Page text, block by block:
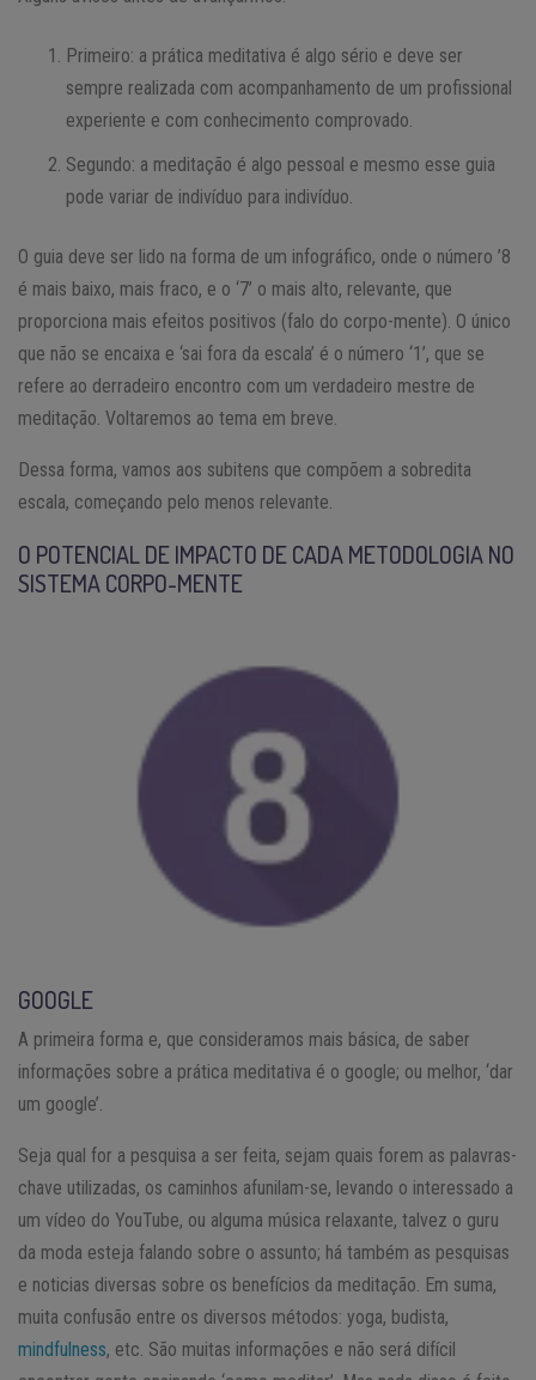
Primeiro: a prática meditativa é algo sério e deve ser
sempre realizada com acompanhamento de um profissional
experiente e com conhecimento comprovado.
Segundo: a meditação é algo pessoal e mesmo esse guia
pode variar de indivíduo para indivíduo.
O guia deve ser lido na forma de um infográfico, onde o número ’8
é mais baixo, mais fraco, e o ‘7’ o mais alto, relevante, que
proporciona mais efeitos positivos (falo do corpo-mente). O único
que não se encaixa e ‘sai fora da escala’ é o número ‘1’, que se
refere ao derradeiro encontro com um verdadeiro mestre de
meditação. Voltaremos ao tema em breve.
Dessa forma, vamos aos subitens que compõem a sobredita
escala, começando pelo menos relevante.
O POTENCIAL DE IMPACTO DE CADA METODOLOGIA NO
SISTEMA CORPO-MENTE
GOOGLE
A primeira forma e, que consideramos mais básica, de saber
informações sobre a prática meditativa é o google; ou melhor, ‘dar
um google’.
Seja qual for a pesquisa a ser feita, sejam quais forem as palavras-
chave utilizadas, os caminhos afunilam-se, levando o interessado a
um vídeo do YouTube, ou alguma música relaxante, talvez o guru
da moda esteja falando sobre o assunto; há também as pesquisas
e noticias diversas sobre os benefícios da meditação. Em suma,
muita confusão entre os diversos métodos: yoga, budista,
mindfulness, etc. São muitas informações e não será difícil